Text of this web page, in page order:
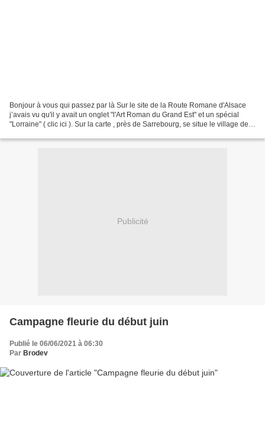
Bonjour à vous qui passez par là Sur le site de la Route Romane d'Alsace
j’avais vu qu'il y avait un onglet "l'Art Roman du Grand Est" et un spécial
"Lorraine" ( clic ici ). Sur la carte , près de Sarrebourg, se situe le village de
Publicité
Campagne fleurie du début juin
Publié le 06/06/2021 à 06:30
Par Brodev